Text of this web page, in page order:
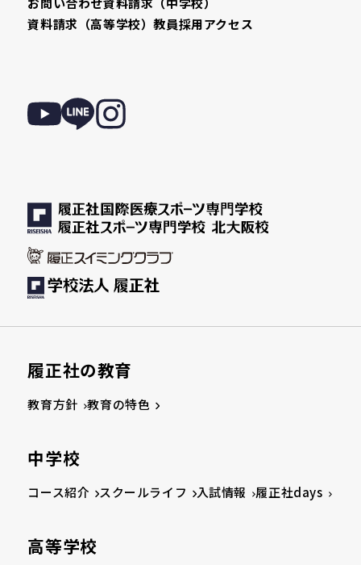
資料請求（高等学校）教員採用アクセス
履正社の教育
教育方針 教育の特色
中学校
コース紹介 スクールライフ 入試情報 履正社days
高等学校